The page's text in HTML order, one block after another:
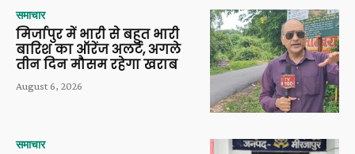
समाचार
मिर्जापुर में भारी से बहुत भारी
बारिश का ऑरेंज अलर्ट, अगले
तीन दिन मौसम रहेगा खराब
August 6, 2026
समाचार